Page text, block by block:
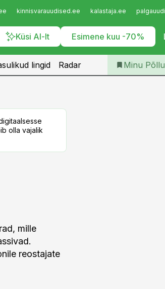
kinnisvarauudised.ee kalastaja.ee
Küsi AI-lt Esimene kuu -70%
Iseteenindus
Telli
lingid Radar Minu
olla vajalik
mille
reostajate